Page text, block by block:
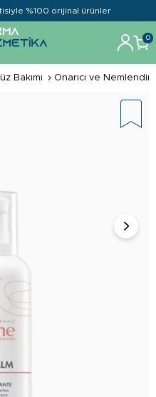
%100 orijinal ürünler
0
Bakımı Onarıcı ve